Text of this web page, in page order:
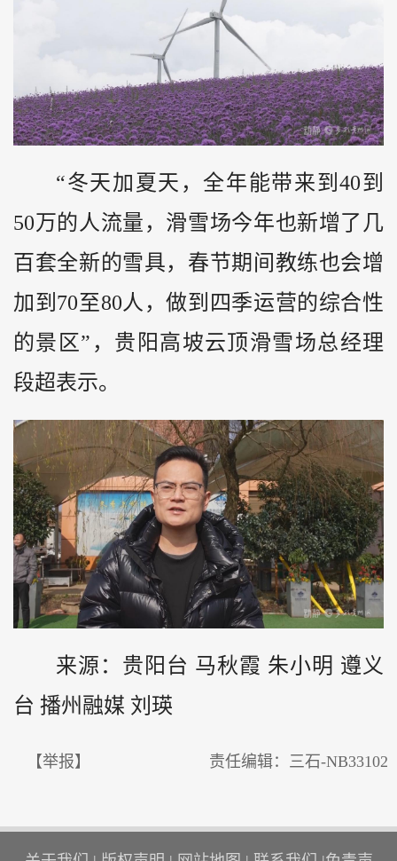
“冬天加夏天，全年能带来到40到
50万的人流量，滑雪场今年也新增了几
百套全新的雪具，春节期间教练也会增
加到70至80人，做到四季运营的综合性
的景区”，贵阳高坡云顶滑雪场总经理
段超表示。
来源：贵阳台 马秋霞 朱小明 遵义
台 播州融媒 刘瑛
【举报】 责任编辑：三石-NB33102